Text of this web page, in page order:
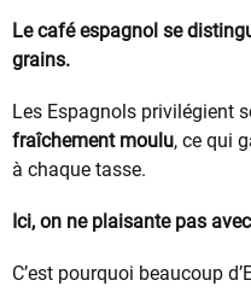
Le café espagnol se
grains.
Les Espagnols privilégient
fraîchement moulu, ce qui
à chaque tasse.
Ici, on ne plaisante pas
C’est pourquoi beaucoup